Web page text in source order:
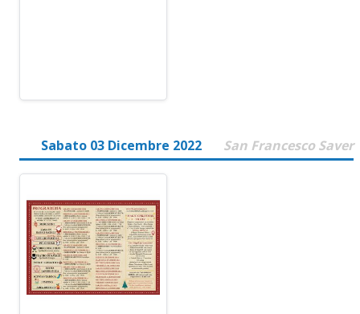
Sabato 03 Dicembre 2022 San Francesco Saver